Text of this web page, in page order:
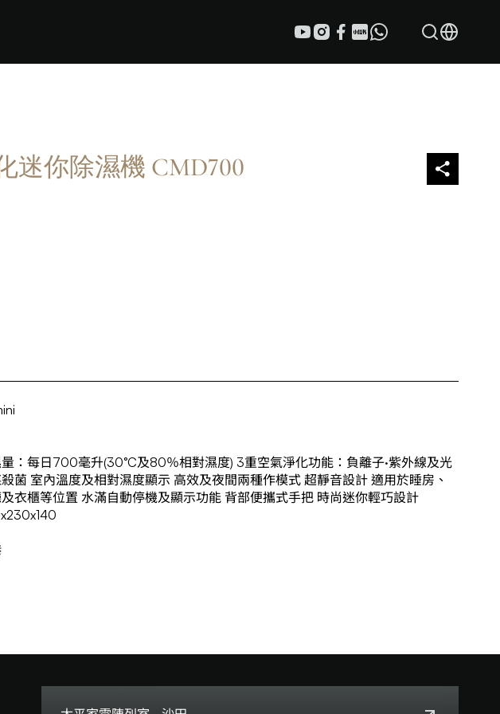
迷你除濕機 CMD700
：每日700毫升(30°C及80％相對濕度) 3重空氣淨化功能：負離子·紫外線及光
菌 室內溫度及相對濕度顯示 高效及夜間兩種作模式 超靜音設計 適用於睡房、
衣櫃等位置 水滿自動停機及顯示功能 背部便攜式手把 時尚迷你輕巧設計